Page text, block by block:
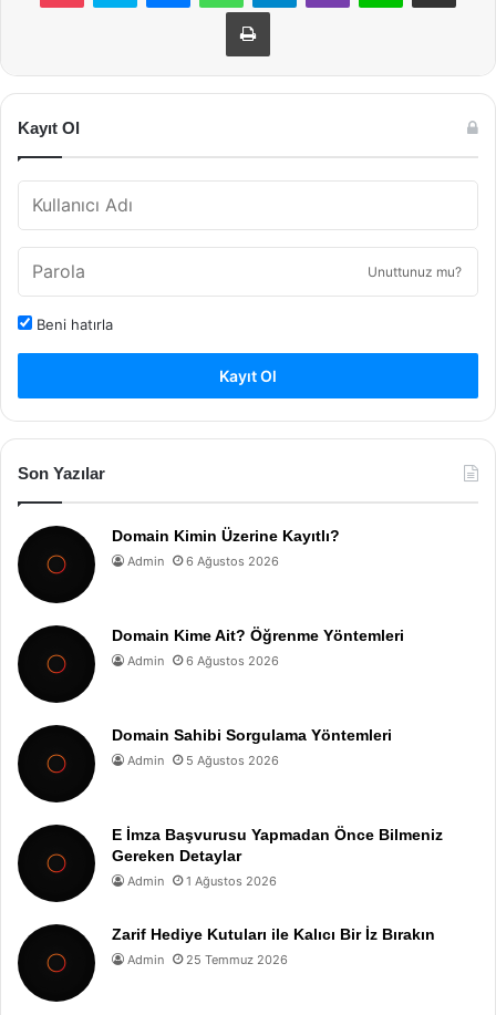
Yazdır
Kayıt Ol
Unuttunuz mu?
Beni hatırla
Kayıt Ol
Son Yazılar
Domain Kimin Üzerine Kayıtlı?
Admin 6 Ağustos 2026
Domain Kime Ait? Öğrenme Yöntemleri
Admin 6 Ağustos 2026
Domain Sahibi Sorgulama Yöntemleri
Admin 5 Ağustos 2026
E İmza Başvurusu Yapmadan Önce Bilmeniz
Gereken Detaylar
Admin 1 Ağustos 2026
Zarif Hediye Kutuları ile Kalıcı Bir İz Bırakın
Admin 25 Temmuz 2026